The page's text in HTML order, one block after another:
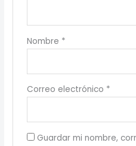
Nombre *
Correo electrónico *
Guardar mi nombre,